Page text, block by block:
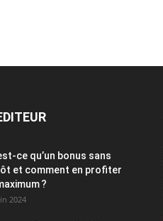
ce qu’un bonus sans
et comment en profiter
?
2024